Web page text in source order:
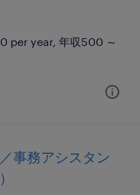
per year, 年収500 ～
事務アシスタン